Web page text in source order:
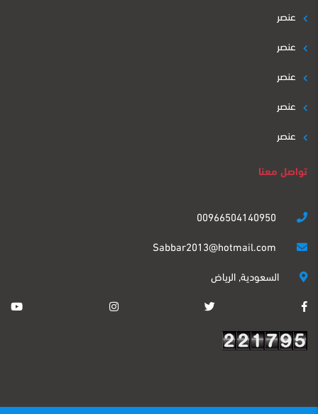
عنصر
عنصر
عنصر
عنصر
عنصر
تواصل معنا
السعودية, الرياض